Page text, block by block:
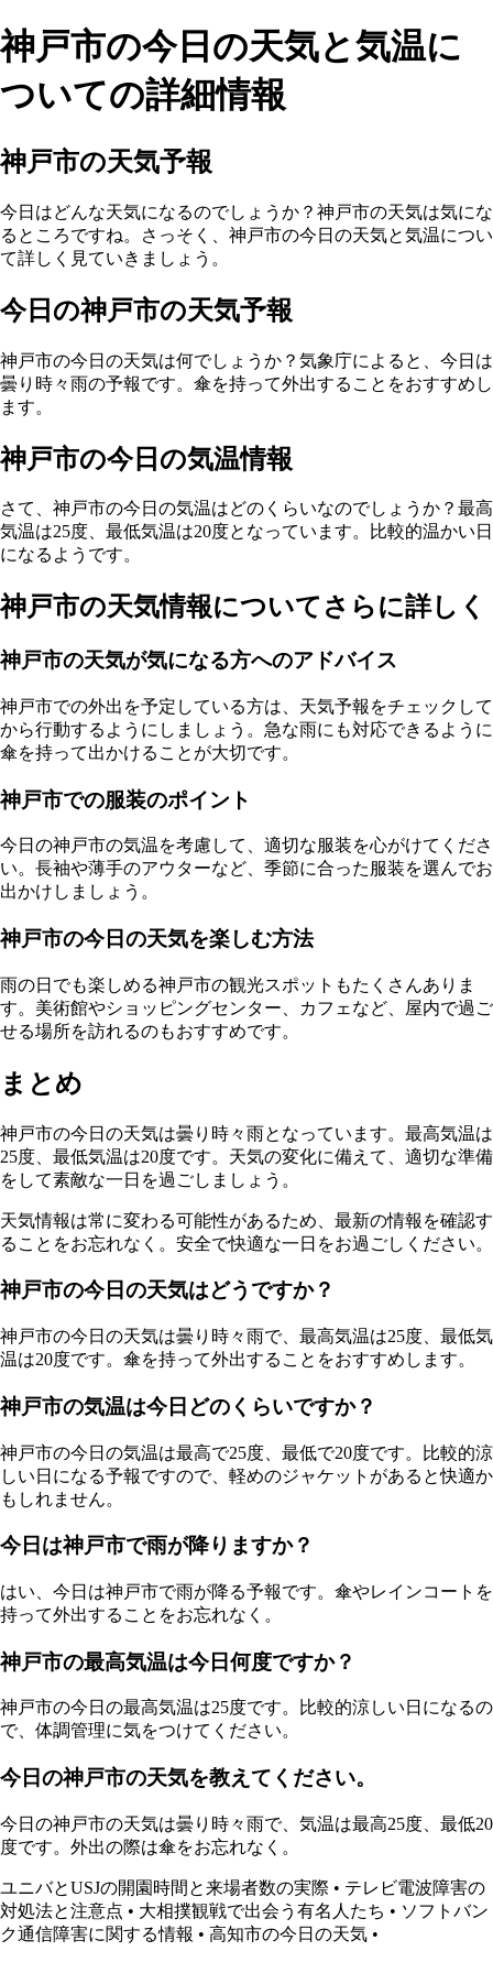
神戸市の今日の天気と気温に
ついての詳細情報
神戸市の天気予報
今日はどんな天気になるのでしょうか？神戸市の天気は気にな
るところですね。さっそく、神戸市の今日の天気と気温につい
て詳しく見ていきましょう。
今日の神戸市の天気予報
神戸市の今日の天気は何でしょうか？気象庁によると、今日は
曇り時々雨の予報です。傘を持って外出することをおすすめし
ます。
神戸市の今日の気温情報
さて、神戸市の今日の気温はどのくらいなのでしょうか？最高
気温は25度、最低気温は20度となっています。比較的温かい日
になるようです。
神戸市の天気情報についてさらに詳しく
神戸市の天気が気になる方へのアドバイス
神戸市での外出を予定している方は、天気予報をチェックして
から行動するようにしましょう。急な雨にも対応できるように
傘を持って出かけることが大切です。
神戸市での服装のポイント
今日の神戸市の気温を考慮して、適切な服装を心がけてくださ
い。長袖や薄手のアウターなど、季節に合った服装を選んでお
出かけしましょう。
神戸市の今日の天気を楽しむ方法
雨の日でも楽しめる神戸市の観光スポットもたくさんありま
す。美術館やショッピングセンター、カフェなど、屋内で過ご
せる場所を訪れるのもおすすめです。
まとめ
神戸市の今日の天気は曇り時々雨となっています。最高気温は
25度、最低気温は20度です。天気の変化に備えて、適切な準備
をして素敵な一日を過ごしましょう。
天気情報は常に変わる可能性があるため、最新の情報を確認す
ることをお忘れなく。安全で快適な一日をお過ごしください。
神戸市の今日の天気はどうですか？
神戸市の今日の天気は曇り時々雨で、最高気温は25度、最低気
温は20度です。傘を持って外出することをおすすめします。
神戸市の気温は今日どのくらいですか？
神戸市の今日の気温は最高で25度、最低で20度です。比較的涼
しい日になる予報ですので、軽めのジャケットがあると快適か
もしれません。
今日は神戸市で雨が降りますか？
はい、今日は神戸市で雨が降る予報です。傘やレインコートを
持って外出することをお忘れなく。
神戸市の最高気温は今日何度ですか？
神戸市の今日の最高気温は25度です。比較的涼しい日になるの
で、体調管理に気をつけてください。
今日の神戸市の天気を教えてください。
今日の神戸市の天気は曇り時々雨で、気温は最高25度、最低20
度です。外出の際は傘をお忘れなく。
ユニバとUSJの開園時間と来場者数の実際 • テレビ電波障害の
対処法と注意点 • 大相撲観戦で出会う有名人たち • ソフトバン
ク通信障害に関する情報 • 高知市の今日の天気 •